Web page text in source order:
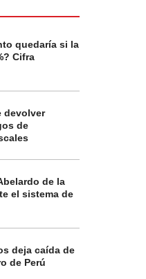
quedaría si la
Cifra
devolver
de
de la
el sistema de
deja caída de
de Perú